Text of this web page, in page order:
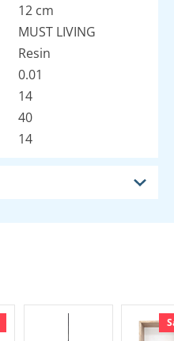
12 cm
MUST LIVING
Resin
0.01
14
40
14